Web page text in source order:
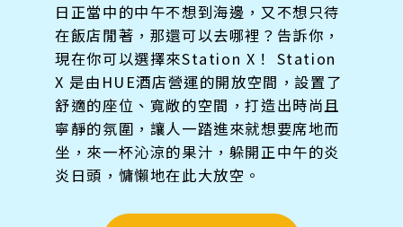
日正當中的中午不想到海邊，又不想只待
在飯店閒著，那還可以去哪裡？告訴你，
現在你可以選擇來Station X！ Station
X 是由HUE酒店營運的開放空間，設置了
舒適的座位、寬敞的空間，打造出時尚且
寧靜的氛圍，讓人一踏進來就想要席地而
坐，來一杯沁涼的果汁，躲開正中午的炎
炎日頭，慵懶地在此大放空。